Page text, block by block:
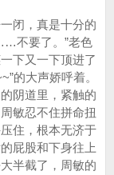
闭，真是十分的
不要了。”老色
下又一下顶进了
的大声娇呼着。
阴道里，紧触的
敏忍不住拼命扭
住，根本无济于
屁股和下身往上
半截了，周敏的